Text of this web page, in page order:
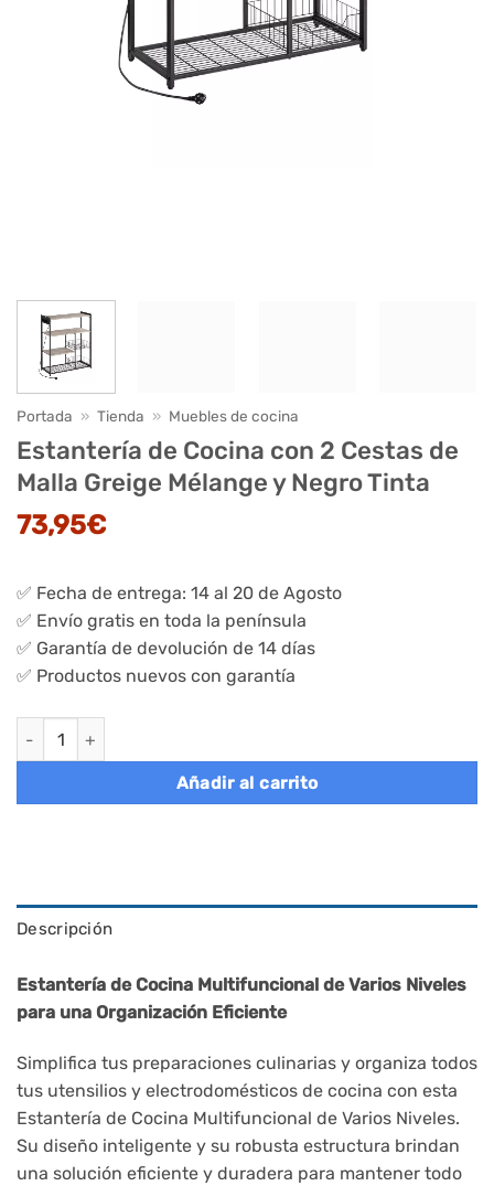
Portada » Tienda » Muebles de cocina
Estantería de Cocina con 2 Cestas de
Malla Greige Mélange y Negro Tinta
73,95€
✅ Fecha de entrega: 14 al 20 de Agosto
✅ Envío gratis en toda la península
✅ Garantía de devolución de 14 días
✅ Productos nuevos con garantía
Estantería de Cocina con 2 Cestas de Malla Greige Mélange y
Añadir al carrito
Descripción
Estantería de Cocina Multifuncional de Varios Niveles
para una Organización Eficiente
Simplifica tus preparaciones culinarias y organiza todos
tus utensilios y electrodomésticos de cocina con esta
Estantería de Cocina Multifuncional de Varios Niveles.
Su diseño inteligente y su robusta estructura brindan
una solución eficiente y duradera para mantener todo